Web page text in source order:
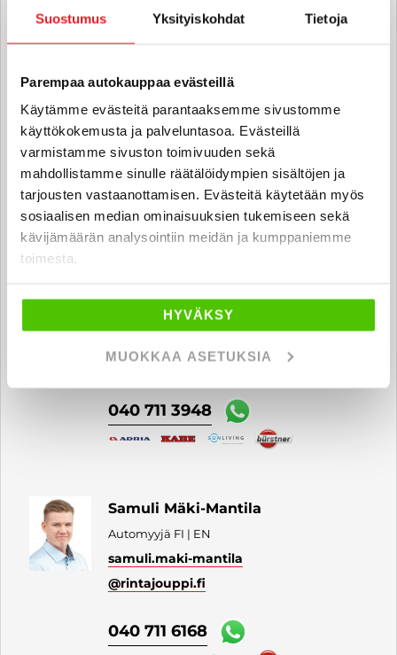
Suostumus Yksityiskohdat Tietoja
Parempaa autokauppaa evästeillä
Käytämme evästeitä parantaaksemme sivustomme
käyttökokemusta ja palveluntasoa. Evästeillä
varmistamme sivuston toimivuuden sekä
mahdollistamme sinulle räätälöidympien sisältöjen ja
tarjousten vastaanottamisen. Evästeitä käytetään myös
sosiaalisen median ominaisuuksien tukemiseen sekä
kävijämäärän analysointiin meidän ja kumppaniemme
toimesta.
HYVÄKSY
MUOKKAA ASETUKSIA
040 711 3971
Antti Oittinen
Automyyjä FI | EN
antti.oittinen @rintajouppi.fi
040 711 3991
Tomi Laakso
tomi.laakso @rintajouppi.fi
040 711 3948
Samuli Mäki-Mantila
Automyyjä FI | EN
samuli.maki-mantila
@rintajouppi.fi
040 711 6168